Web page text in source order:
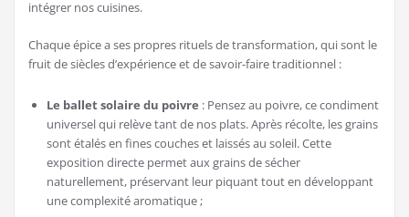
intégrer nos cuisines.
Chaque épice a ses propres rituels de transformation, qui sont le
fruit de siècles d’expérience et de savoir-faire traditionnel :
Le ballet solaire du poivre : Pensez au poivre, ce condiment
universel qui relève tant de nos plats. Après récolte, les grains
sont étalés en fines couches et laissés au soleil. Cette
exposition directe permet aux grains de sécher
naturellement, préservant leur piquant tout en développant
une complexité aromatique ;